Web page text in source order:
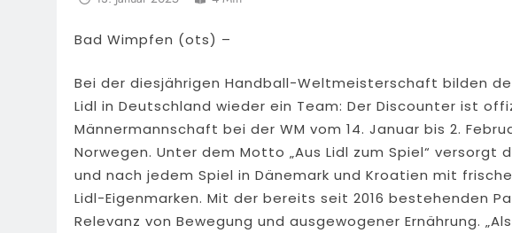
Bad Wimpfen (ots) –
Bei der diesjährigen Handball-Weltmeisterschaft bilden
Lidl in Deutschland wieder ein Team: Der Discounter ist
Männermannschaft bei der WM vom 14. Januar bis 2.
Norwegen. Unter dem Motto „Aus Lidl zum Spiel“ versorgt
und nach jedem Spiel in Dänemark und Kroatien mit
Lidl-Eigenmarken. Mit der bereits seit 2016 bestehenden
Relevanz von Bewegung und ausgewogener Ernährung.